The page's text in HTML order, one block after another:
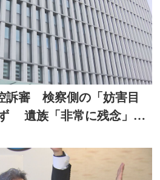
訴審 検察側の「妨害目
遺族「非常に残念」大